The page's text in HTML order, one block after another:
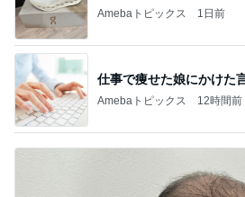
Amebaトピックス 1日前
仕事で痩せた娘にかけた
Amebaトピックス 12時間前